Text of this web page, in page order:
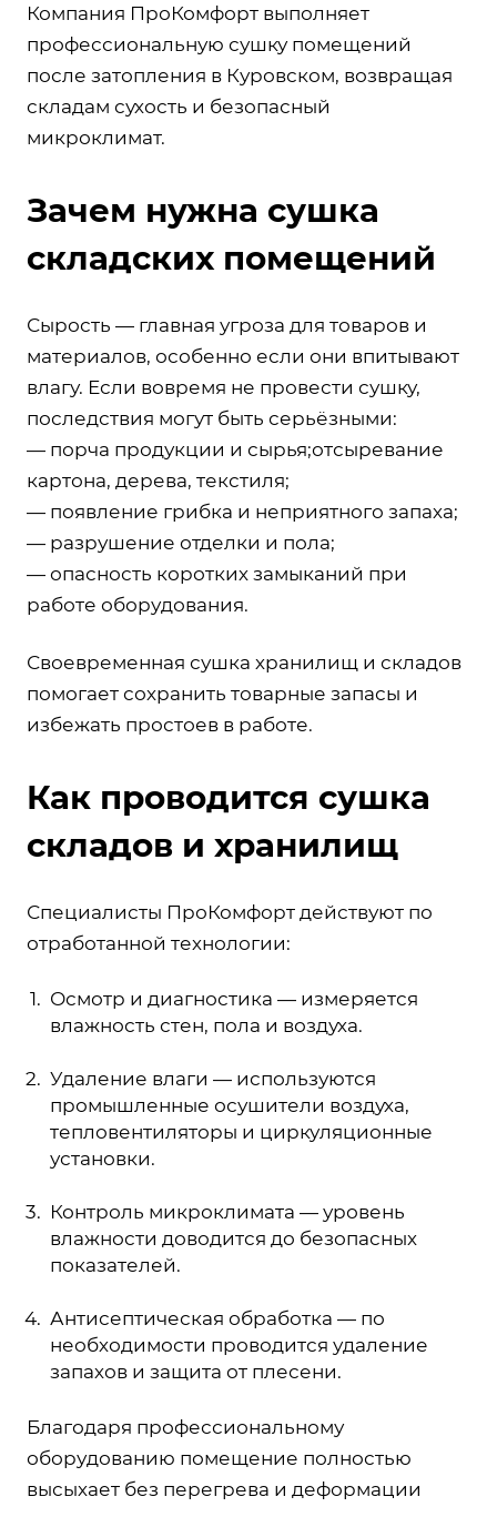
Компания ПроКомфорт выполняет
профессиональную сушку помещений
после затопления в Куровском, возвращая
складам сухость и безопасный
микроклимат.
Зачем нужна сушка
складских помещений
Сырость — главная угроза для товаров и
материалов, особенно если они впитывают
влагу. Если вовремя не провести сушку,
последствия могут быть серьёзными:
— порча продукции и сырья;отсыревание
картона, дерева, текстиля;
— появление грибка и неприятного запаха;
— разрушение отделки и пола;
— опасность коротких замыканий при
работе оборудования.
Своевременная сушка хранилищ и складов
помогает сохранить товарные запасы и
избежать простоев в работе.
Как проводится сушка
складов и хранилищ
Специалисты ПроКомфорт действуют по
отработанной технологии:
Осмотр и диагностика — измеряется
влажность стен, пола и воздуха.
Удаление влаги — используются
промышленные осушители воздуха,
тепловентиляторы и циркуляционные
установки.
Контроль микроклимата — уровень
влажности доводится до безопасных
показателей.
Антисептическая обработка — по
необходимости проводится удаление
запахов и защита от плесени.
Благодаря профессиональному
оборудованию помещение полностью
высыхает без перегрева и деформации